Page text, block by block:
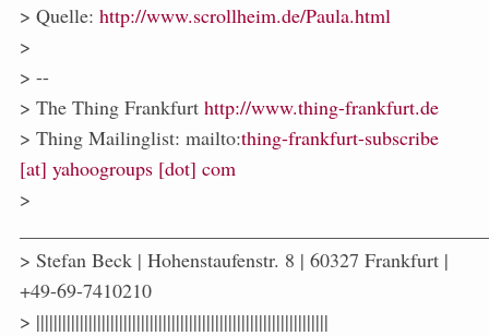
> Quelle: http://www.scrollheim.de/Paula.html
>
> --
> The Thing Frankfurt http://www.thing-frankfurt.de
> Thing Mailinglist: mailto:thing-frankfurt-subscribe
[at] yahoogroups [dot] com
>
> Stefan Beck | Hohenstaufenstr. 8 | 60327 Frankfurt |
+49-69-7410210
> |||||||||||||||||||||||||||||||||||||||||||||||||||||||||||||||||||